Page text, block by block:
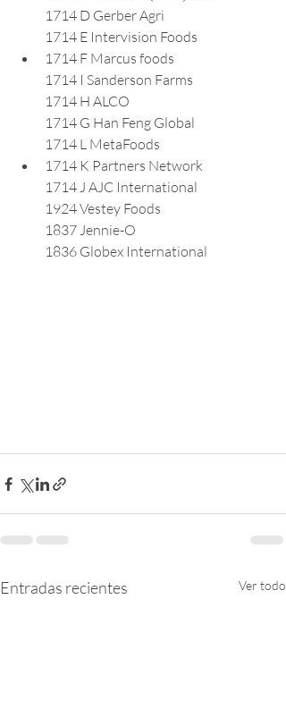
1714 D Gerber Agri
1714 E Intervision Foods
1714 F Marcus foods
1714 I Sanderson Farms
1714 H ALCO
1714 G Han Feng Global
1714 L MetaFoods
1714 K Partners Network
1714 J AJC International
1924 Vestey Foods
1837 Jennie-O
1836 Globex International
Entradas recientes Ver todo